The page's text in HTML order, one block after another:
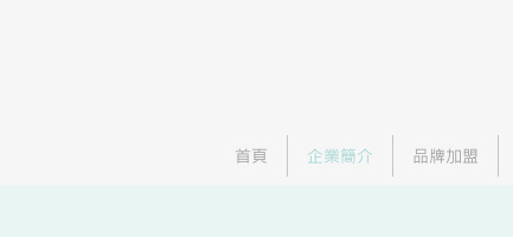
首頁 企業簡介 品牌加盟